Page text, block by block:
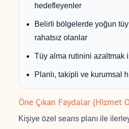
hedefleyenler
Belirli bölgelerde yoğun
rahatsız olanlar
Tüy alma rutinini azaltmak
Planlı, takipli ve kurumsal
Öne Çıkan Faydalar (Hizmet
Kişiye özel seans planı ile